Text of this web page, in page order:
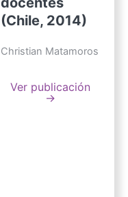
(Chile, 2014)
Christian Matamoros
Ver publicación
→